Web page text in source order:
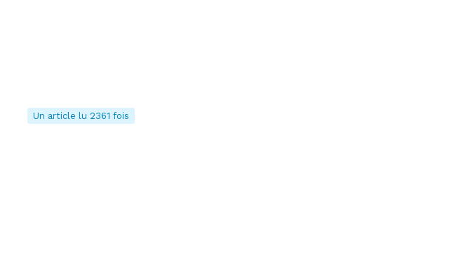
Un article lu 2361 fois